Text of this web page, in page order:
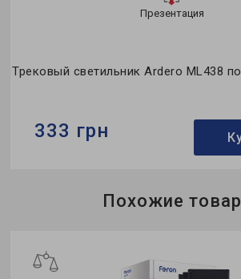
Презентация
Трековый светильник Ardero ML438
333 грн
ArderoПохожие